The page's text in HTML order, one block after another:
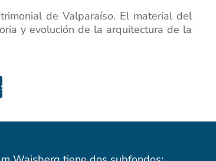
de Valparaíso. El material del
y evolución de la arquitectura de la